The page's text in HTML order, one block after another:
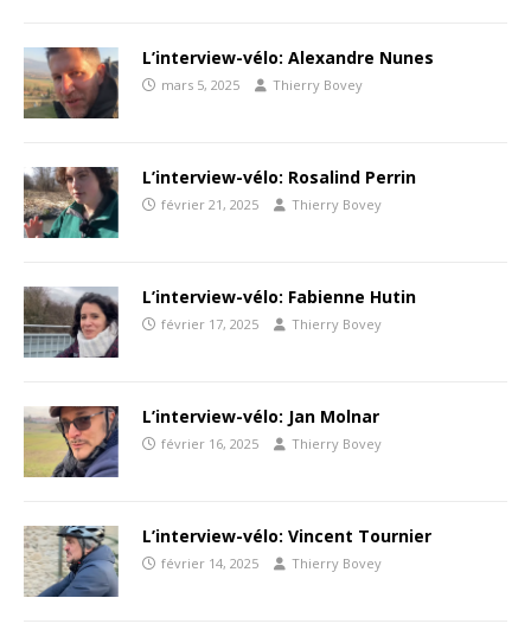
L’interview-vélo: Alexandre Nunes
mars 5, 2025 Thierry Bovey
L’interview-vélo: Rosalind Perrin
février 21, 2025 Thierry Bovey
L’interview-vélo: Fabienne Hutin
février 17, 2025 Thierry Bovey
L’interview-vélo: Jan Molnar
février 16, 2025 Thierry Bovey
L’interview-vélo: Vincent Tournier
février 14, 2025 Thierry Bovey